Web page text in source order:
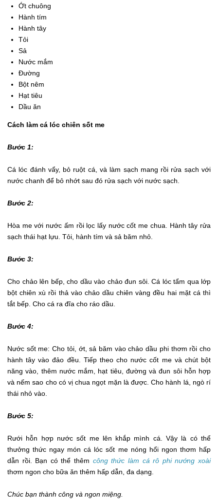
Ớt chuông
Hành tím
Hành tây
Tỏi
Sả
Nước mắm
Đường
Bột nêm
Hạt tiêu
Dầu ăn
Cách làm cá lóc chiên sốt me
Bước 1:
Cá lóc đánh vẩy, bỏ ruột cá, và làm sạch mang rồi rửa sạch với
nước chanh để bỏ nhớt sau đó rửa sạch với nước sạch.
Bước 2:
Hòa me với nước ấm rồi lọc lấy nước cốt me chua. Hành tây rửa
sạch thái hạt lựu. Tỏi, hành tím và sả băm nhỏ.
Bước 3:
Cho chảo lên bếp, cho dầu vào chảo đun sôi. Cá lóc tẩm qua lớp
bột chiên xù rồi thả vào chảo dầu chiên vàng đều hai mặt cá thì
tắt bếp. Cho cá ra đĩa cho ráo dầu.
Bước 4:
Nước sốt me: Cho tỏi, ớt, sả băm vào chảo dầu phi thơm rồi cho
hành tây vào đảo đều. Tiếp theo cho nước cốt me và chút bột
năng vào, thêm nước mắm, hạt tiêu, đường và đun sôi hỗn hợp
và nếm sao cho có vị chua ngọt mặn là được. Cho hành lá, ngò rí
thái nhỏ vào.
Bước 5:
Rưới hỗn hợp nước sốt me lên khắp mình cá. Vậy là có thể
thưởng thức ngay món cá lóc sốt me nóng hổi ngon thơm hấp
dẫn rồi. Bạn có thể thêm công thức làm cá rô phi nướng xoài
thơm ngon cho bữa ăn thêm hấp dẫn, đa dạng.
Chúc bạn thành công và ngon miệng.